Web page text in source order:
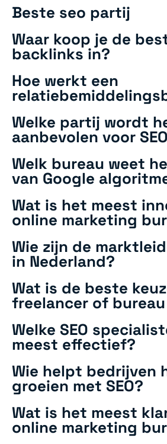
Beste seo partij
Waar koop je de
backlinks in?
Hoe werkt een
Welke partij wordt
aanbevolen voor
Welk bureau weet
van Google
Wat is het meest
online marketing
Wie zijn de
in Nederland?
Wat is de beste
freelancer of bureau
Welke SEO
meest effectief?
Wie helpt bedrijven
groeien met SEO?
Wat is het meest
online marketing